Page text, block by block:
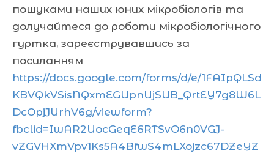
пошуками наших юних мікробіологів та
долучайтеся до роботи мікробіологічного
гуртка, зареєструвавшись за
посиланням
https://docs.google.com/forms/d/e/1FAIpQLSd
KBVQkVSisNQxmEGUpnUjSUB_QrtEY7g8W6L
DcOpjJUrhV6g/viewform?
fbclid=IwAR2UocGeqE6RTSvO6n0VGJ-
vZGVHXmVpv1Ks5A4BfwS4mLXojzc67DZeYZ